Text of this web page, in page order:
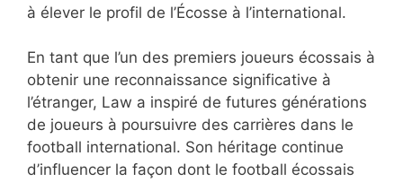
à élever le profil de l’Écosse à l’international.
En tant que l’un des premiers joueurs écossais à
obtenir une reconnaissance significative à
l’étranger, Law a inspiré de futures générations
de joueurs à poursuivre des carrières dans le
football international. Son héritage continue
d’influencer la façon dont le football écossais